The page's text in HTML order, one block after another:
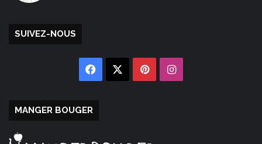
SUIVEZ-NOUS
Facebook PinterestInstagram
MANGER BOUGER